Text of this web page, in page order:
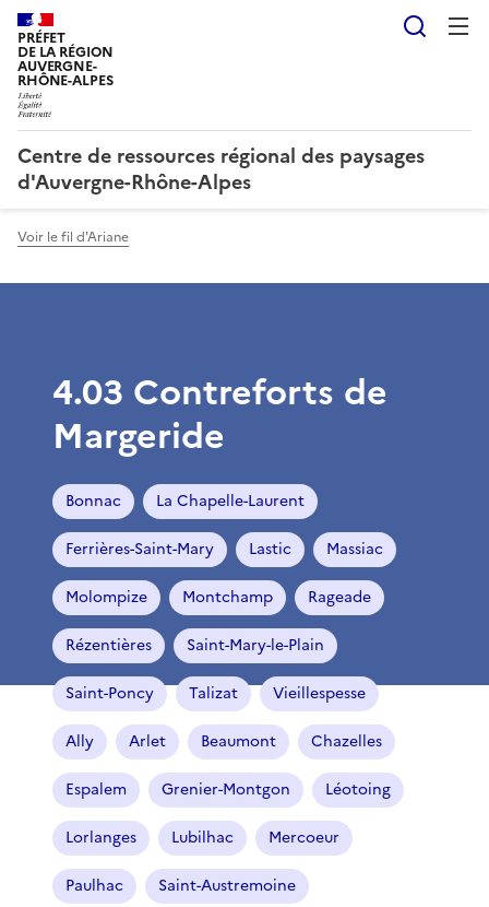
PRÉFET
DE LA RÉGION
AUVERGNE-
RHÔNE-ALPES
Centre de ressources régional des paysages
d'Auvergne-Rhône-Alpes
Voir le fil d'Ariane
4.03 Contreforts de
Margeride
Bonnac La Chapelle-Laurent
Ferrières-Saint-Mary Lastic Massiac
Molompize Montchamp Rageade
Rézentières Saint-Mary-le-Plain
Saint-Poncy Talizat Vieillespesse
Ally Arlet Beaumont Chazelles
Espalem Grenier-Montgon Léotoing
Lorlanges Lubilhac Mercoeur
Paulhac Saint-Austremoine